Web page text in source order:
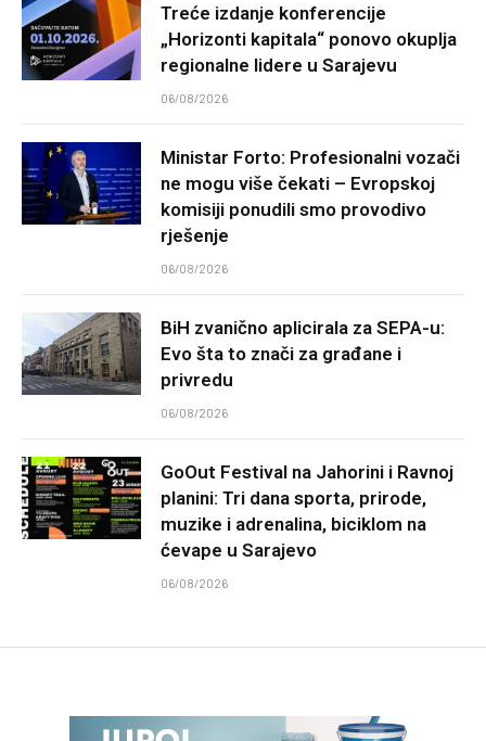
Treće izdanje konferencije
„Horizonti kapitala“ ponovo okuplja
regionalne lidere u Sarajevu
06/08/2026
Ministar Forto: Profesionalni vozači
ne mogu više čekati – Evropskoj
komisiji ponudili smo provodivo
rješenje
06/08/2026
BiH zvanično aplicirala za SEPA-u:
Evo šta to znači za građane i
privredu
06/08/2026
GoOut Festival na Jahorini i Ravnoj
planini: Tri dana sporta, prirode,
muzike i adrenalina, biciklom na
ćevape u Sarajevo
06/08/2026